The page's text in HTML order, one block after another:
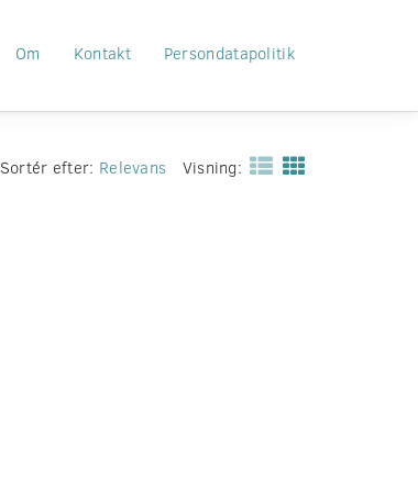
Om Kontakt Persondatapolitik
Sortér efter: Relevans Visning: